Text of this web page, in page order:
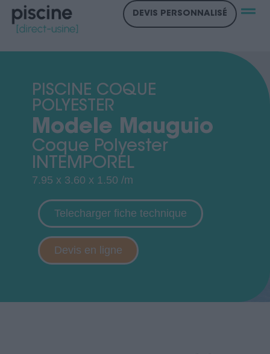
DEVIS PERSONNALISÉ
PISCINE COQUE
POLYESTER
Modele Mauguio
Coque Polyester
INTEMPOREL
7.95 x 3.60 x 1.50 /m
Telecharger fiche technique
Devis en ligne